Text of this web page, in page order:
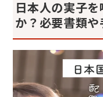
日本人の実子
か？必要書類